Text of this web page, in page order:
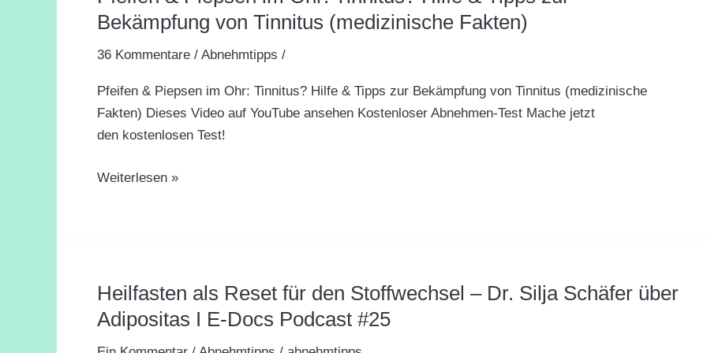
Bekämpfung von Tinnitus (medizinische Fakten)
36 Kommentare / Abnehmtipps /
Pfeifen & Piepsen im Ohr: Tinnitus? Hilfe & Tipps zur Bekämpfung von Tinnitus (medizinische
Fakten) Dieses Video auf YouTube ansehen Kostenloser Abnehmen-Test Mache jetzt
den kostenlosen Test!
&
im
Tipps
Fakten)
Weiterlesen »
Heilfasten als Reset für den Stoffwechsel – Dr. Silja Schäfer über
Adipositas I E-Docs Podcast #25
Heilfasten
als
Reset